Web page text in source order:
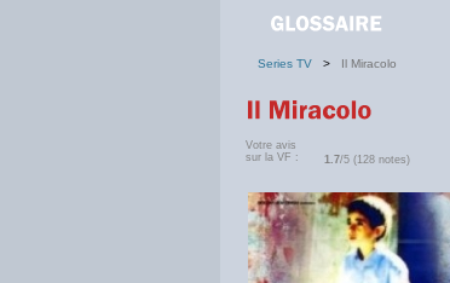
Series TV > Il Miracolo
Votre avis
sur la VF :
1.7/5 (128 notes)